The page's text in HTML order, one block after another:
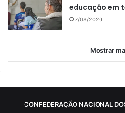
educação em
7/08/2026
Mostrar
CONFEDERAÇÃO NACIONAL